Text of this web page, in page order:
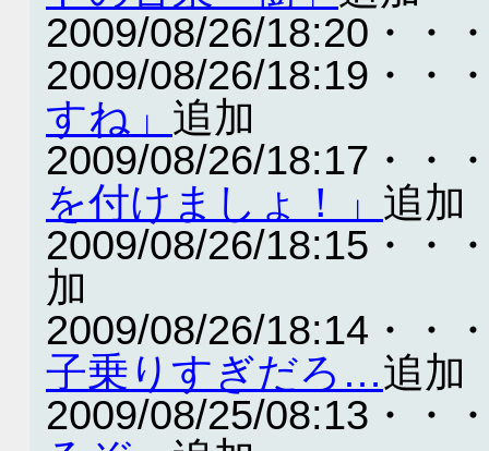
2009/08/26/18:20・・
2009/08/26/18:19・・
すね」 追加
2009/08/26/18:17・・
を付けましょ！」 追加
2009/08/26/18:15・・
加
2009/08/26/18:14・・
子乗りすぎだろ…追加
2009/08/25/08:13・・